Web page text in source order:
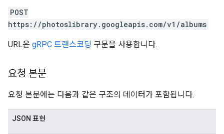
POST
https://photoslibrary.googleapis.com/v1/albums
URL은 gRPC 트랜스코딩 구문을 사용합니다.
요청 본문
요청 본문에는 다음과 같은 구조의 데이터가 포함됩니다.
JSON 표현